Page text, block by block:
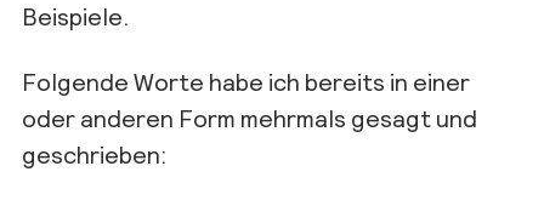
Beispiele.
Folgende Worte habe ich bereits in einer
oder anderen Form mehrmals gesagt und
geschrieben: